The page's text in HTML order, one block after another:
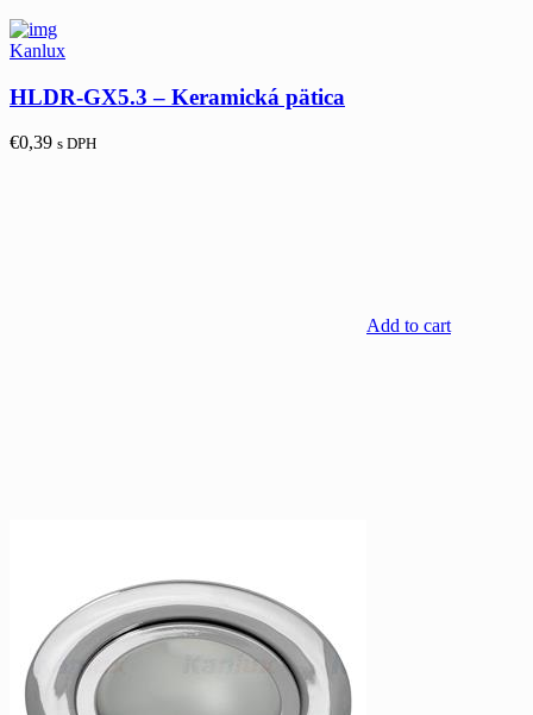
Kanlux
HLDR-GX5.3 – Keramická pätica
€0,39 s DPH
Add to cart